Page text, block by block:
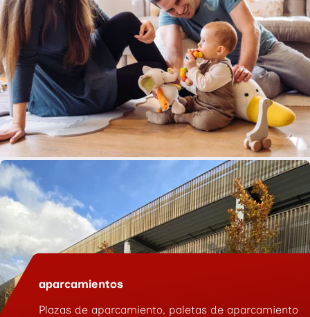
aparcamientos
Plazas de aparcamiento, paletas de aparcamiento